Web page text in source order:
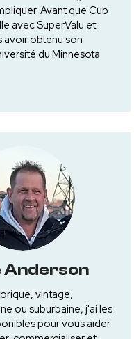
Avant que Cub
avec SuperValu et
avoir obtenu son
du Minnesota
Anderson
vintage,
ou suburbaine, j'ai les
pour vous aider